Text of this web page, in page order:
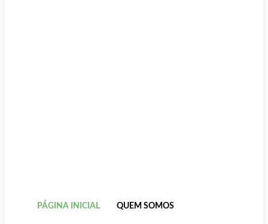
PÁGINA INICIAL QUEM SOMOS